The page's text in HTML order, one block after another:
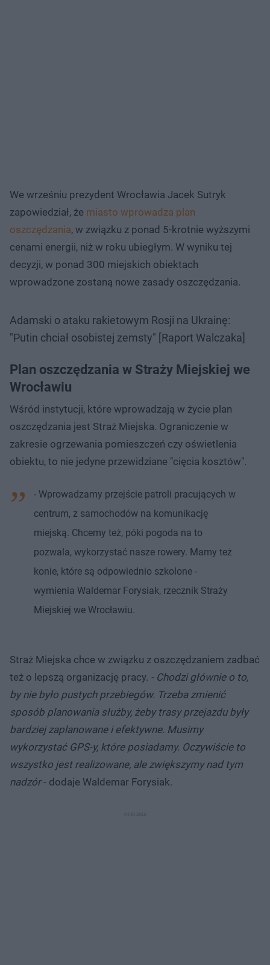
We wrześniu prezydent Wrocławia Jacek Sutryk
zapowiedział, że miasto wprowadza plan
oszczędzania, w związku z ponad 5-krotnie wyższymi
cenami energii, niż w roku ubiegłym. W wyniku tej
decyzji, w ponad 300 miejskich obiektach
wprowadzone zostaną nowe zasady oszczędzania.
Adamski o ataku rakietowym Rosji na Ukrainę:
"Putin chciał osobistej zemsty" [Raport Walczaka]
Plan oszczędzania w Straży Miejskiej we
Wrocławiu
Wśród instytucji, które wprowadzają w życie plan
oszczędzania jest Straż Miejska. Ograniczenie w
zakresie ogrzewania pomieszczeń czy oświetlenia
obiektu, to nie jedyne przewidziane "cięcia kosztów".
- Wprowadzamy przejście patroli pracujących w
centrum, z samochodów na komunikację
miejską. Chcemy też, póki pogoda na to
pozwala, wykorzystać nasze rowery. Mamy też
konie, które są odpowiednio szkolone -
wymienia Waldemar Forysiak, rzecznik Straży
Miejskiej we Wrocławiu.
Straż Miejska chce w związku z oszczędzaniem zadbać
też o lepszą organizację pracy. - Chodzi głównie o to,
by nie było pustych przebiegów. Trzeba zmienić
sposób planowania służby, żeby trasy przejazdu były
bardziej zaplanowane i efektywne. Musimy
wykorzystać GPS-y, które posiadamy. Oczywiście to
wszystko jest realizowane, ale zwiększymy nad tym
nadzór- dodaje Waldemar Forysiak.